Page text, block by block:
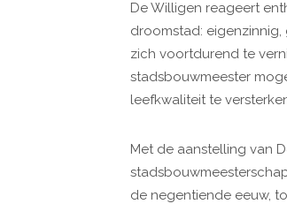
De Willigen reageert
droomstad:
zich voortdurend te
stadsbouwmeester
leefkwaliteit te
Met de aanstelling van
de negentiende eeuw,